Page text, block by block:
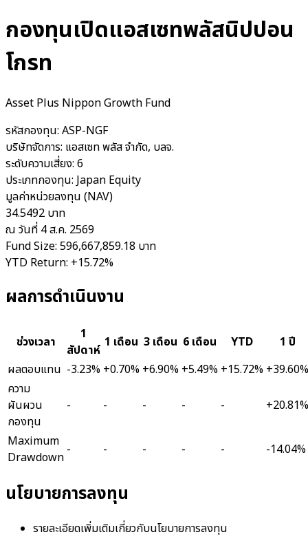
กองทุนเปิดแอสเซทพลัสนิปปอน
โกรท
Asset Plus Nippon Growth Fund
รหัสกองทุน: ASP-NGF
บริษัทจัดการ: แอสเซท พลัส จำกัด, บลจ.
ระดับความเสี่ยง: 6
ประเภทกองทุน: Japan Equity
มูลค่าหน่วยลงทุน (NAV)
34.5492 บาท
ณ วันที่ 4 ส.ค. 2569
Fund Size: 596,667,859.18 บาท
YTD Return: +15.72%
ผลการดำเนินงาน
ช่วงเวลา
1
สัปดาห์ 1 เดือน 3 เดือน 6 เดือน YTD
1 ปี
ผลตอบแทน -3.23% +0.70% +6.90% +5.49% +15.72% +39.60%
ความ
ผันผวน
กองทุน
- - - - - +20.81%
Maximum
Drawdown - - - - - -14.04%
นโยบายการลงทุน
รายละเอียดเพิ่มเติมเกี่ยวกับนโยบายการลงทุน